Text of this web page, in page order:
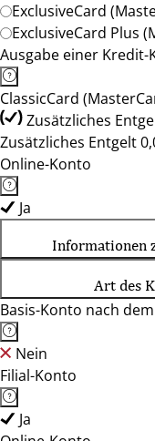
ExclusiveCard
ExclusiveCard Plus
Ausgabe einer Kredit-
ClassicCard
Zusätzliches
Zusätzliches Entgelt
Online-Konto
Ja
Informationen
Art des
Basis-Konto nach dem
Nein
Filial-Konto
Ja